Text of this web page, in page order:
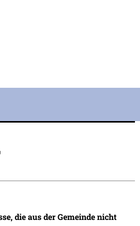
die aus der Gemeinde nicht